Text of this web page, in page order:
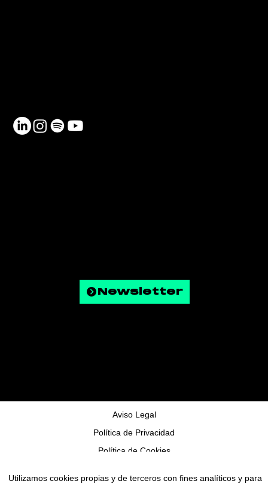
Newsletter
Utilizamos cookies propias y de terceros con fines analíticos y para
Aviso Legal
Política de Privacidad
Política de Cookies